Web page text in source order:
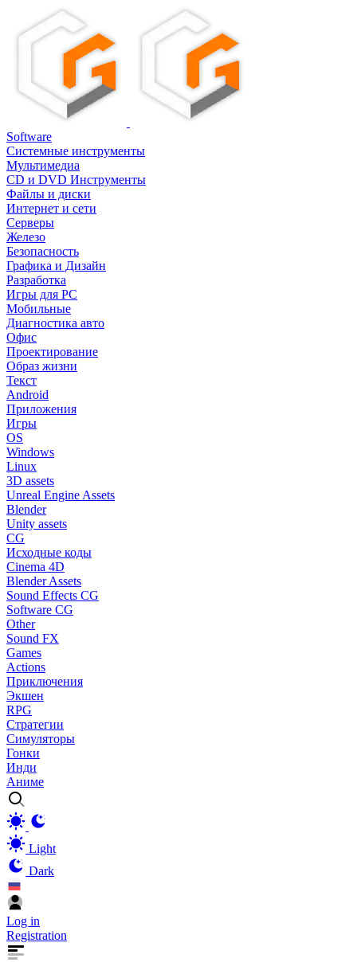
Software
Системные инструменты
Мультимедиа
CD и DVD Инструменты
Файлы и диски
Интернет и сети
Серверы
Железо
Безопасность
Графика и Дизайн
Разработка
Игры для PC
Мобильные
Диагностика авто
Офис
Проектирование
Образ жизни
Текст
Android
Приложения
Игры
OS
Windows
Linux
3D assets
Unreal Engine Assets
Blender
Unity assets
CG
Исходные коды
Cinema 4D
Blender Assets
Sound Effects CG
Software CG
Other
Sound FX
Games
Actions
Приключения
Экшен
RPG
Стратегии
Симуляторы
Гонки
Инди
Аниме
Light
Dark
Log in
Registration